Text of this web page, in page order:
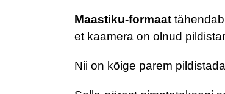
Maastiku-formaat
et kaamera on olnud
Nii on kõige parem